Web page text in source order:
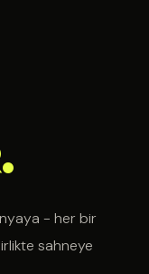
- her bir
sahneye